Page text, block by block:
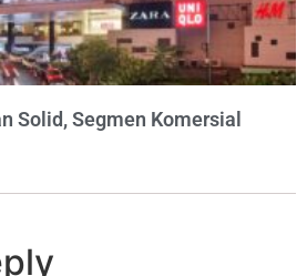
Solid, Segmen Komersial